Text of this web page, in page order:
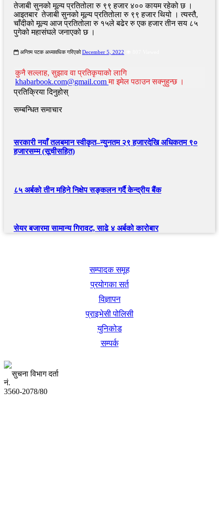
तेजाबी सुनको मूल्य प्रतितोला रु ९९ हजार ४०० कायम रहेको छ ।
आइतबार तेजाबी सुनको मूल्य प्रतितोला रु ९९ हजार थियो । त्यस्तै,
चाँदीको मूल्य आज प्रतितोला रु १५ले बढेर रु एक हजार तीन सय ८५
पुगेको महासंघले जनाएको छ ।
अन्तिम पटक अध्यावधिक गरिएको December 5, 2022
कुनै सल्लाह, सुझाव वा प्रतिकृयाको लागि
khabarbook.com@gmail.comमा इमेल पठाउन सक्नुहुन्छ ।
प्रतिक्रिया दिनुहोस्
सम्बन्धित समाचार
सरकारी नयाँ तलबमान स्वीकृत–न्युनतम २९ हजारदेखि अधिकतम ९०
हजारसम्म (सूचीसहित)
८५ अर्बको तीन महिने निक्षेप सङ्कलन गर्दै केन्द्रीय बैंक
सेयर बजारमा सामान्य गिरावट, साढे ४ अर्बको कारोबार
सम्पादक समूह
प्रयोगका सर्त
विज्ञापन
प्राइभेसी पोलिसी
युनिकोड
सम्पर्क
सुचना विभाग दर्ता
नं.
3560-2078/80